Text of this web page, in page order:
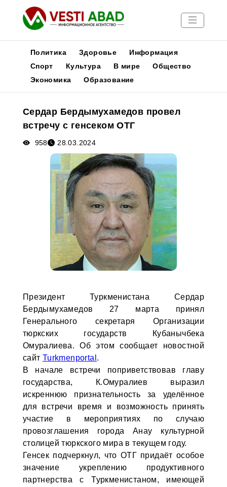
Новости
Медиа
Афиша
Политика Здоровье
Информация
Спорт
Культура В мире
Общество
Экономика
Образование
Сердар Бердымухамедов провел
встречу с генсеком ОТГ
958 28.03.2024
Президент Туркменистана Сердар
Бердымухамедов 27 марта принял
Генерального секретаря Организации
тюркских государств Кубанычбека
Омуралиева. Об этом сообщает новостной
сайт Turkmenportal .
В начале встречи поприветствовав главу
государства, К.Омуралиев выразил
искреннюю признательность за уделённое
для встречи время и возможность принять
участие в мероприятиях по случаю
провозглашения города Анау культурной
столицей тюркского мира в текущем году.
Генсек подчеркнул, что ОТГ придаёт особое
значение укреплению продуктивного
партнерства с Туркменистаном, имеющей